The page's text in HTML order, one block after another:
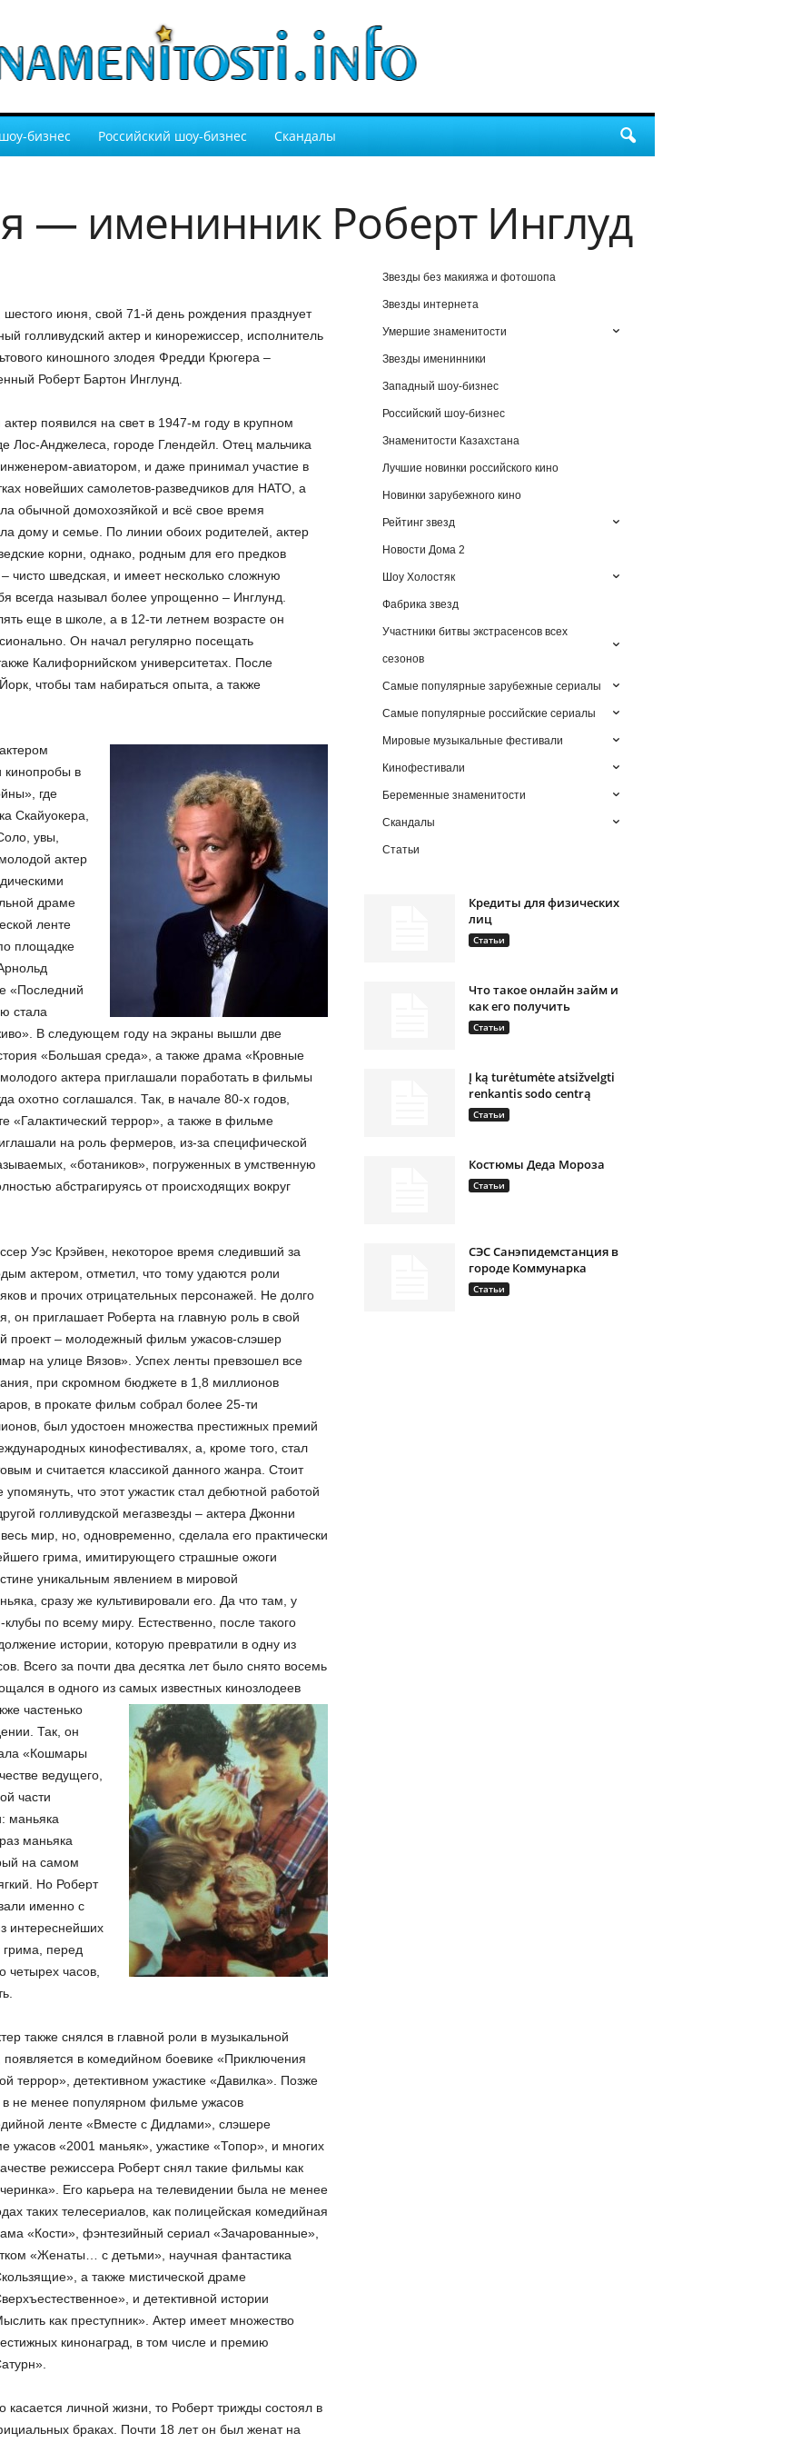
бизнес Российский шоу-бизнес Скандалы
— именинник Роберт Инглуд
шестого июня, свой 71-й день рождения празднует
голливудский актер и кинорежиссер, исполнитель
киношного злодея Фредди Крюгера –
Роберт Бартон Инглунд.
появился на свет в 1947-м году в крупном
Лос-Анджелеса, городе Глендейл. Отец мальчика
авиатором, и даже принимал участие в
новейших самолетов-разведчиков для НАТО, а
обычной домохозяйкой и всё свое время
дому и семье. По линии обоих родителей, актер
корни, однако, родным для его предков
чисто шведская, и имеет несколько сложную
всегда называл более упрощенно – Инглунд.
еще в школе, а в 12-ти летнем возрасте он
Он начал регулярно посещать
Калифорнийском университетах. После
чтобы там набираться опыта, а также
в
где
Скайуокера,
увы,
актер
драме
ленте
площадке
«Последний
стала
В следующем году на экраны вышли две
«Большая среда», а также драма «Кровные
актера приглашали поработать в фильмы
охотно соглашался. Так, в начале 80-х годов,
«Галактический террор», а также в фильме
на роль фермеров, из-за специфической
«ботаников», погруженных в умственную
абстрагируясь от происходящих вокруг
Уэс Крэйвен, некоторое время следивший за
актером, отметил, что тому удаются роли
и прочих отрицательных персонажей. Не долго
он приглашает Роберта на главную роль в свой
проект – молодежный фильм ужасов-слэшер
на улице Вязов». Успех ленты превзошел все
при скромном бюджете в 1,8 миллионов
в прокате фильм собрал более 25-ти
был удостоен множества престижных премий
кинофестивалях, а, кроме того, стал
и считается классикой данного жанра. Стоит
упомянуть, что этот ужастик стал дебютной работой
голливудской мегазвезды – актера Джонни
мир, но, одновременно, сделала его практически
грима, имитирующего страшные ожоги
уникальным явлением в мировой
сразу же культивировали его. Да что там, у
по всему миру. Естественно, после такого
истории, которую превратили в одну из
Всего за почти два десятка лет было снято восемь
в одного из самых известных кинозлодеев
частенько
Так, он
«Кошмары
ведущего,
части
маньяка
маньяка
на самом
Но Роберт
именно с
интереснейших
перед
четырех часов,
также снялся в главной роли в музыкальной
в комедийном боевике «Приключения
детективном ужастике «Давилка». Позже
в не менее популярном фильме ужасов
ленте «Вместе с Дидлами», слэшере
«2001 маньяк», ужастике «Топор», и многих
режиссера Роберт снял такие фильмы как
Его карьера на телевидении была не менее
таких телесериалов, как полицейская комедийная
«Кости», фэнтезийный сериал «Зачарованные»,
«Женаты… с детьми», научная фантастика
а также мистической драме
и детективной истории
как преступник». Актер имеет множество
кинонаград, в том числе и премию
касается личной жизни, то Роберт трижды состоял в
браках. Почти 18 лет он был женат на
Звезды без макияжа и фотошопа
Звезды интернета
Умершие знаменитости
Звезды именинники
Западный шоу-бизнес
Российский шоу-бизнес
Знаменитости Казахстана
Лучшие новинки российского кино
Новинки зарубежного кино
Рейтинг звезд
Новости Дома 2
Шоу Холостяк
Фабрика звезд
Участники битвы экстрасенсов всех
сезонов
Самые популярные зарубежные сериалы
Самые популярные российские сериалы
Мировые музыкальные фестивали
Кинофестивали
Беременные знаменитости
Скандалы
Статьи
Кредиты для физических
лиц
Статьи
Что такое онлайн займ и
как его получить
Статьи
Į ką turėtumėte atsižvelgti
renkantis sodo centrą
Статьи
Костюмы Деда Мороза
Статьи
СЭС Санэпидемстанция в
городе Коммунарка
Статьи